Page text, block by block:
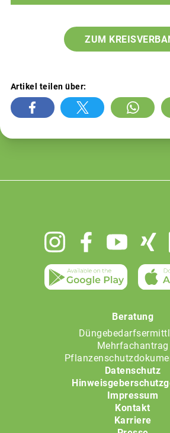
ZUM
Artikel teilen über:
Beratung
Mehrfachantrag
Datenschutz
Impressum
Kontakt
Karriere